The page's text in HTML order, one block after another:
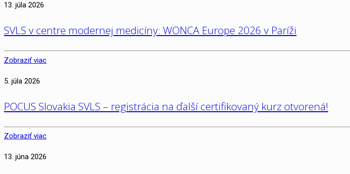
13. júla 2026
SVLS v centre modernej medicíny: WONCA Europe 2026 v Paríži
Zobraziť viac
5. júla 2026
POCUS Slovakia SVLS – registrácia na ďalší certifikovaný kurz otvorená!
Zobraziť viac
13. júna 2026